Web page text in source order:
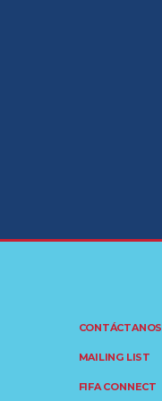
CONTÁCTANOS
MAILING LIST
FIFA CONNECT